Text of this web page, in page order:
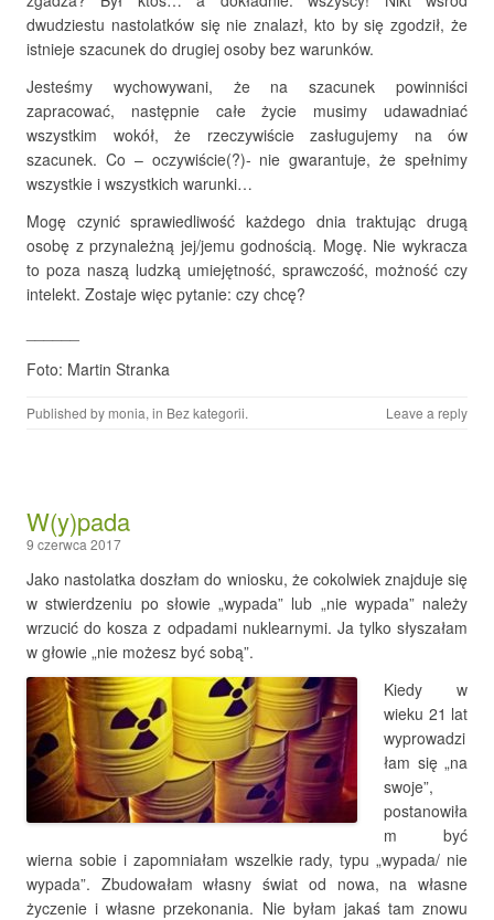
dwudziestu nastolatków się nie znalazł, kto by się zgodził, że
istnieje szacunek do drugiej osoby bez warunków.
Jesteśmy wychowywani, że na szacunek powinniści
zapracować, następnie całe życie musimy udawadniać
wszystkim wokół, że rzeczywiście zasługujemy na ów
szacunek. Co – oczywiście(?)- nie gwarantuje, że spełnimy
wszystkie i wszystkich warunki…
Mogę czynić sprawiedliwość każdego dnia traktując drugą
osobę z przynależną jej/jemu godnością. Mogę. Nie wykracza
to poza naszą ludzką umiejętność, sprawczość, możność czy
intelekt. Zostaje więc pytanie: czy chcę?
Foto: Martin Stranka
Published by monia, in Bez kategorii. Leave a reply
W(y)pada
9 czerwca 2017
Jako nastolatka doszłam do wniosku, że cokolwiek znajduje się
w stwierdzeniu po słowie „wypada” lub „nie wypada” należy
wrzucić do kosza z odpadami nuklearnymi. Ja tylko słyszałam
w głowie „nie możesz być sobą”.
Kiedy w
wieku 21 lat
wyprowadzi
łam się „na
swoje”,
postanowiła
m być
wierna sobie i zapomniałam wszelkie rady, typu „wypada/ nie
wypada”. Zbudowałam własny świat od nowa, na własne
życzenie i własne przekonania. Nie byłam jakaś tam znowu